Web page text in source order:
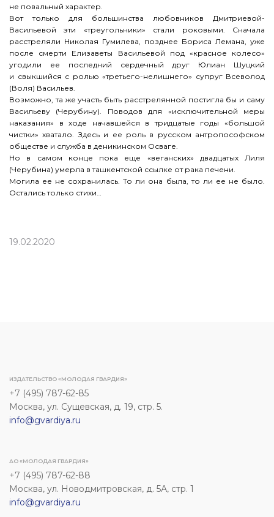
не повальный характер.
Вот только для большинства любовников Дмитриевой-
Васильевой эти «треугольники» стали роковыми. Сначала
расстреляли Николая Гумилева, позднее Бориса Лемана, уже
после смерти Елизаветы Васильевой под «красное колесо»
угодили ее последний сердечный друг Юлиан Шуцкий
и свыкшийся с ролью «третьего-нелишнего» супруг Всеволод
(Воля) Васильев.
Возможно, та же участь быть расстрелянной постигла бы и саму
Васильеву (Черубину). Поводов для «исключительной меры
наказания» в ходе начавшейся в тридцатые годы «большой
чистки» хватало. Здесь и ее роль в русском антропософском
обществе и служба в деникинском Осваге.
Но в самом конце пока еще «веганских» двадцатых Лиля
(Черубина) умерла в ташкентской ссылке от рака печени.
Могила ее не сохранилась. То ли она была, то ли ее не было.
Остались только стихи…
19.02.2020
ИЗДАТЕЛЬСТВО «МОЛОДАЯ ГВАРДИЯ»
+7 (495) 787-62-85
Москва, ул. Сущевская, д. 19, стр. 5.
info@gvardiya.ru
АО «МОЛОДАЯ ГВАРДИЯ»
+7 (495) 787-62-88
Москва, ул. Новодмитровская, д. 5А, стр. 1
info@gvardiya.ru